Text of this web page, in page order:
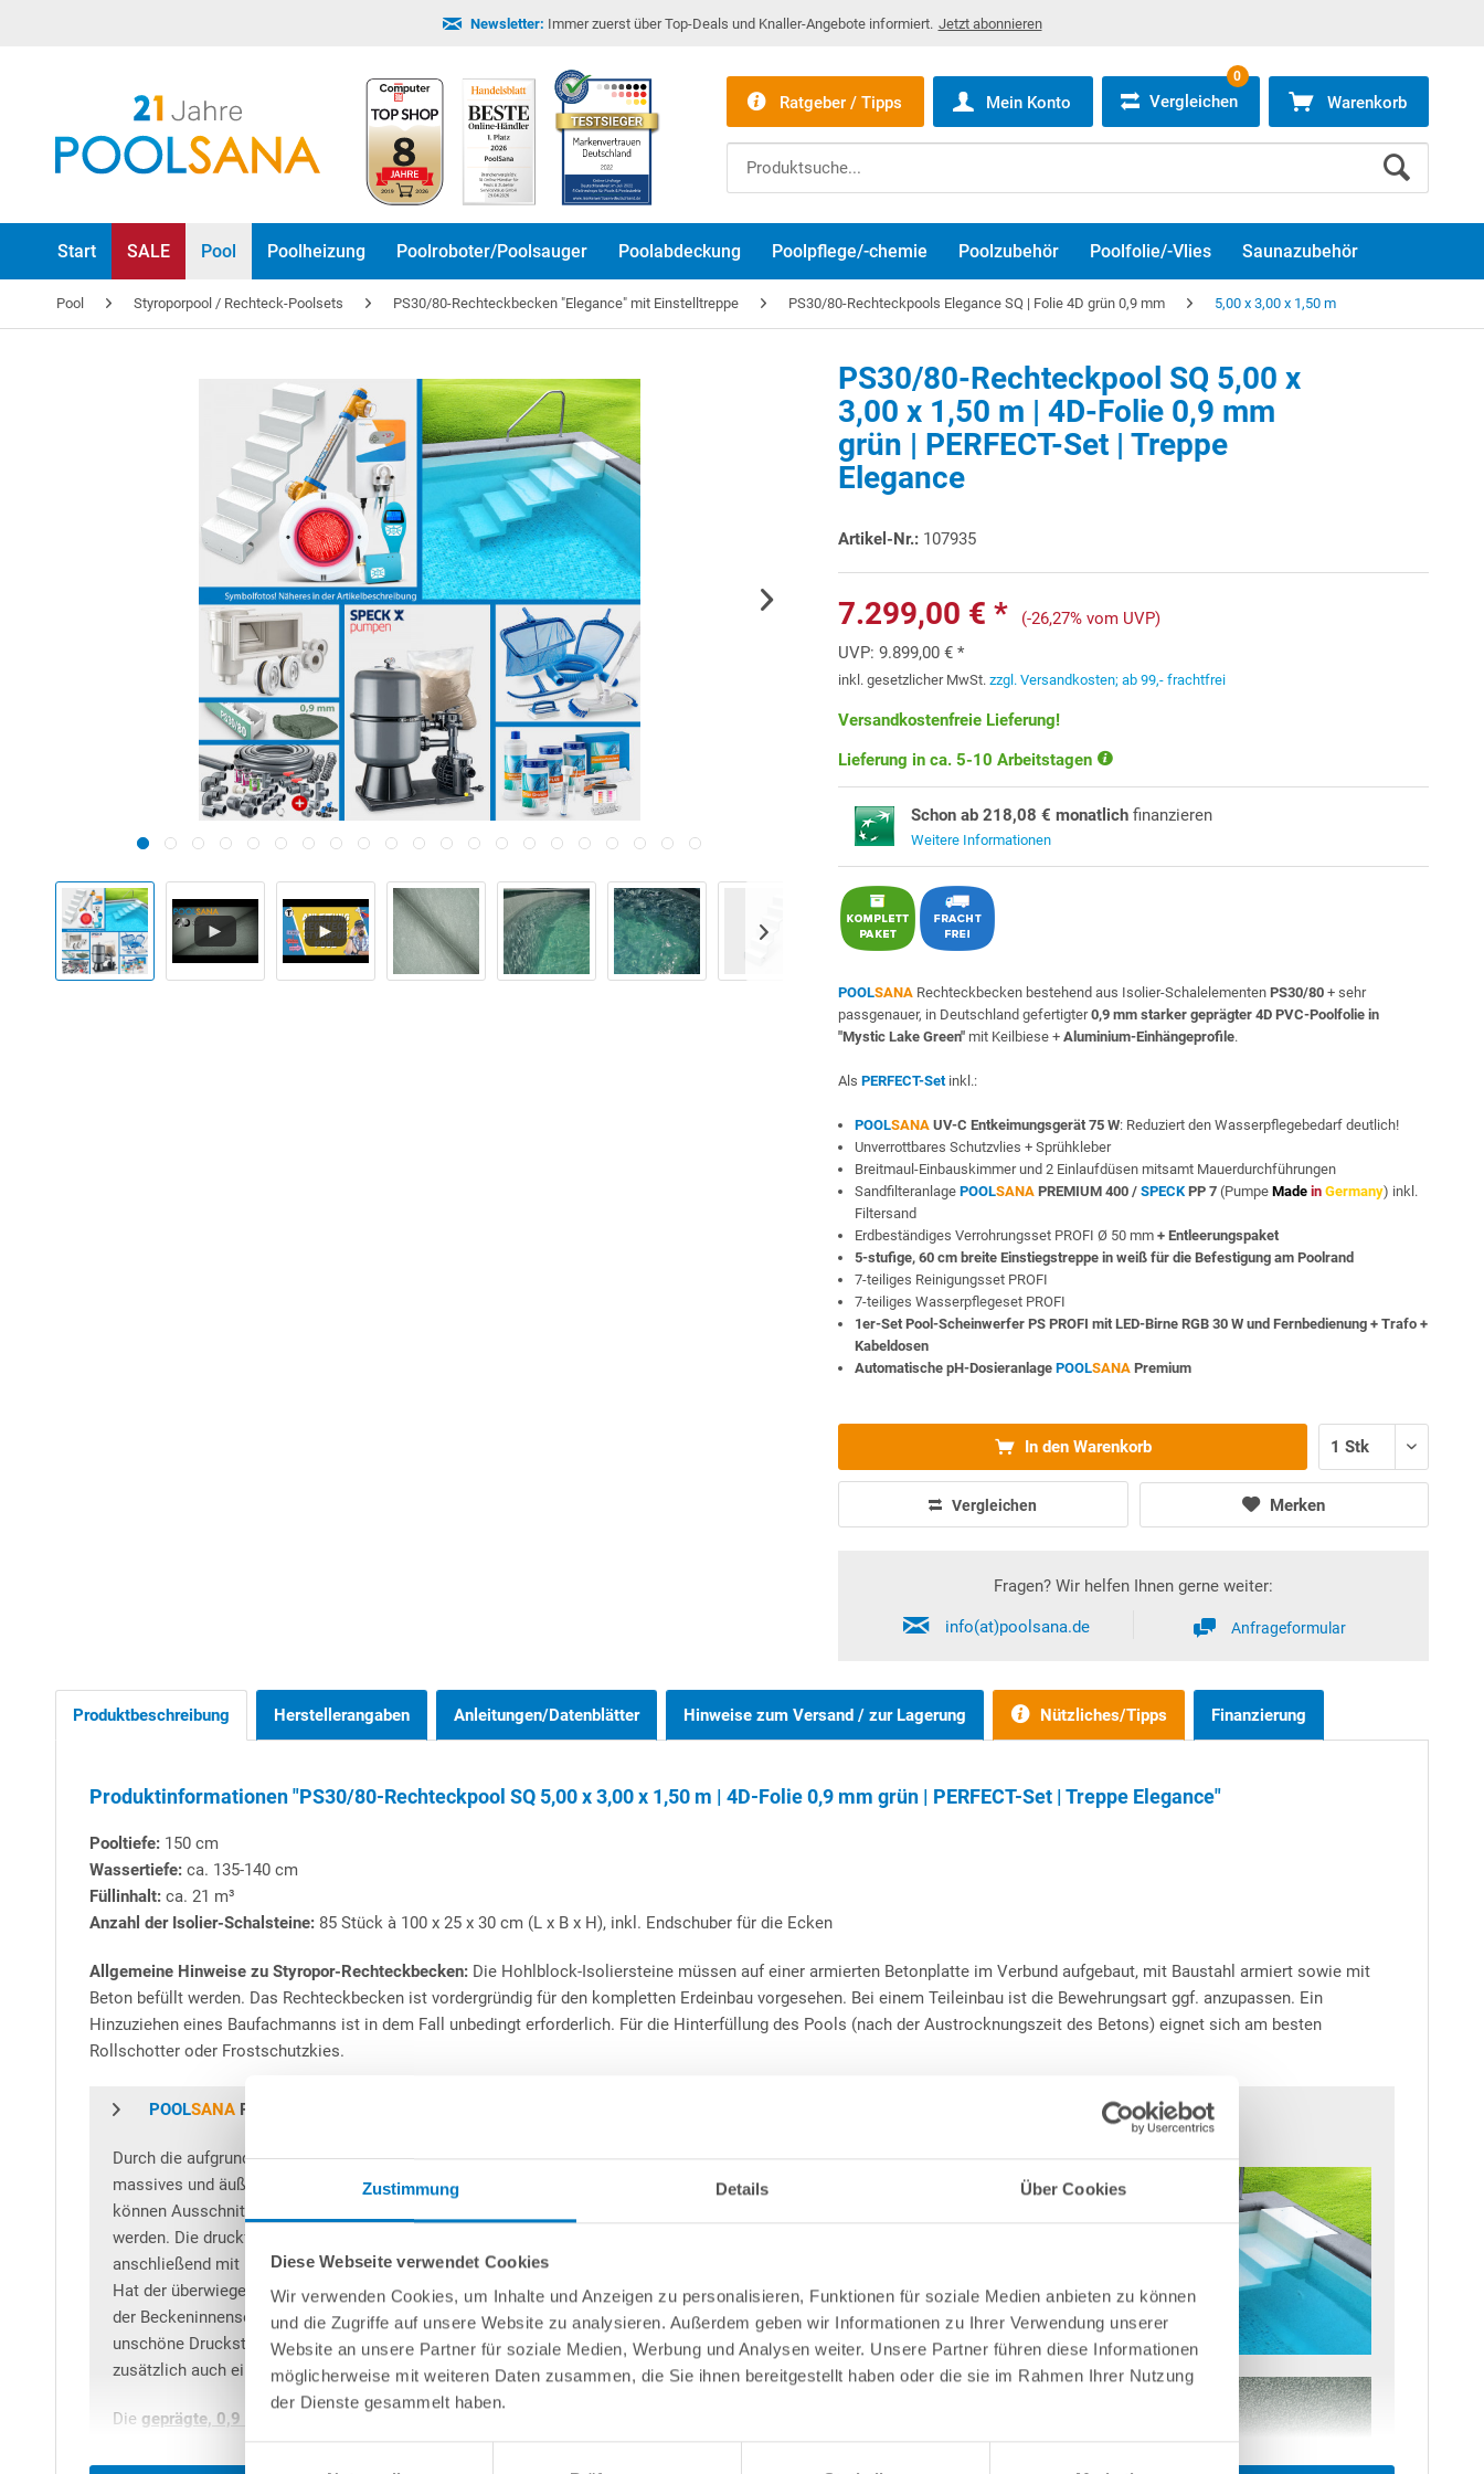
Zustimmung Details Über Cookies
Diese Webseite verwendet Cookies
Wir verwenden Cookies, um Inhalte und Anzeigen zu personalisieren, Funktionen für soziale Medien anbieten zu können
und die Zugriffe auf unsere Website zu analysieren. Außerdem geben wir Informationen zu Ihrer Verwendung unserer
Website an unsere Partner für soziale Medien, Werbung und Analysen weiter. Unsere Partner führen diese Informationen
möglicherweise mit weiteren Daten zusammen, die Sie ihnen bereitgestellt haben oder die sie im Rahmen Ihrer Nutzung
der Dienste gesammelt haben.
Newsletter: Immer zuerst über Top-Deals und Knaller-Angebote informiert. Jetzt abonnieren
Ratgeber / Tipps Mein Konto Vergleichen
0
Warenkorb
Start SALE Pool Poolheizung Poolroboter/Poolsauger Poolabdeckung Poolpflege/-chemie Poolzubehör Poolfolie/-Vlies Saunazubehör
Pool Styroporpool / Rechteck-Poolsets PS30/80-Rechteckbecken "Elegance" mit Einstelltreppe PS30/80-Rechteckpools Elegance SQ | Folie 4D grün 0,9 mm 5,00 x 3,00 x 1,50 m
Bitte akzeptieren Sie dieMarketing Cookies , um dieses Video anzusehen.
PS30/80-Rechteckpool SQ 5,00 x
3,00 x 1,50 m | 4D-Folie 0,9 mm
grün | PERFECT-Set | Treppe
Elegance
Artikel-Nr.: 107935
7.299,00 € *
(-26,27% vom UVP)
UVP:9.899,00 € *
inkl. gesetzlicher MwSt.zzgl. Versandkosten; ab 99,- frachtfrei
Versandkostenfreie Lieferung!
Lieferung in ca. 5-10 Arbeitstagen
Schon ab 218,08 € monatlich finanzieren
Weitere Informationen
POOLSANA Rechteckbecken bestehend aus Isolier-SchalelementenPS30/80 + sehr
passgenauer, in Deutschland gefertigter0,9 mm starker geprägter 4D PVC-Poolfolie in
"Mystic Lake Green" mit Keilbiese +Aluminium-Einhängeprofile.
AlsPERFECT-Setinkl.:
POOLSANA UV-C Entkeimungsgerät 75 W: Reduziert den Wasserpflegebedarf deutlich!
Unverrottbares Schutzvlies + Sprühkleber
Breitmaul-Einbauskimmer und 2 Einlaufdüsen mitsamt Mauerdurchführungen
SandfilteranlagePOOLSANA PREMIUM 400 / SPECKPP 7 (PumpeMade in Germany) inkl.
Filtersand
Erdbeständiges Verrohrungsset PROFI Ø 50 mm+ Entleerungspaket
5-stufige, 60 cm breite Einstiegstreppe in weiß für die Befestigung am Poolrand
7-teiliges Reinigungsset PROFI
7-teiliges Wasserpflegeset PROFI
1er-Set Pool-Scheinwerfer PS PROFI mit LED-Birne RGB 30 W und Fernbedienung + Trafo +
Kabeldosen
Automatische pH-DosieranlagePOOLSANA Premium
In den Warenkorb
Vergleichen Merken
Fragen? Wir helfen Ihnen gerne weiter:
info(at)poolsana.de Anfrageformular
Produktbeschreibung Finanzierung
Herstellerangaben Anleitungen/Datenblätter Hinweise zum Versand / zur Lagerung Nützliches/Tipps
Produktinformationen "PS30/80-Rechteckpool SQ 5,00 x 3,00 x 1,50 m | 4D-Folie 0,9 mm grün | PERFECT-Set | Treppe Elegance"
Pooltiefe: 150 cm
Wassertiefe: ca. 135-140 cm
Füllinhalt: ca. 21 m³
Anzahl der Isolier-Schalsteine: 85 Stück à 100 x 25 x 30 cm (L x B x H), inkl. Endschuber für die Ecken
Allgemeine Hinweise zu Styropor-Rechteckbecken: Die Hohlblock-Isoliersteine müssen auf einer armierten Betonplatte im Verbund aufgebaut, mit Baustahl armiert sowie mit
Beton befüllt werden. Das Rechteckbecken ist vordergründig für den kompletten Erdeinbau vorgesehen. Bei einem Teileinbau ist die Bewehrungsart ggf. anzupassen. Ein
Hinzuziehen eines Baufachmanns ist in dem Fall unbedingt erforderlich. Für die Hinterfüllung des Pools (nach der Austrocknungszeit des Betons) eignet sich am besten
Rollschotter oder Frostschutzkies.
POOLSANARechteckpool
Durch die aufgrund des geringen Gewichts einfach zu handhabenden Schalelemente können Sie in kurzer Bauzeit ein
massives und äußerst langlebiges Rechteckbecken mit hervorragenden Isoliereigenschaften erstellen. Des Weiteren
können Ausschnitte für Einbauteile, sei es Skimmer, Düsen oder Scheinwerfer, schnell und einfach ausgeschnitten
werden. Die druckfesten Schalelemente werden auf einer Betonplatte aufgebaut, vertikal und horizontal armiert und
anschließend mit Beton ausgefüllt. Das Besondere an unserem Schalelement: Dieses hat 2 unterschiedliche Dichten.
Hat der überwiegende Teil bereits eine sehr hohe Dichte von30 kg/m³, so beträgt diese auf einer ca. 1 cm breiten, an
der Beckeninnenseite liegenden Schicht sogar80 kg/m³. Dadurch werden nicht nur – gerade in der Bauphase –
unschöne Druckstellen vermieden, die Wände fühlen sich auch extrem massiv an und durch die hohe Dichte wird
zusätzlich auch eine noch bessere Wärmedämmung erreicht.
Die geprägte, 0,9 mm starke grüne 4D PVC-Poolfolie
Keilbiese wird unter Einhaltung von höchsten Qualitätsstandards als fertiger Foliensack vorgefertigt. Die Ecken sind